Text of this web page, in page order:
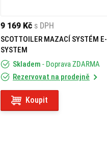
9 169 Kč s DPH
SCOTTOILER MAZACÍ SYSTÉM E-
SYSTEM
Skladem - Doprava ZDARMA
Rezervovat na prodejně
Koupit